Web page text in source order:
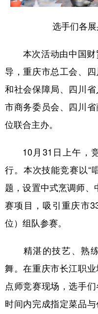
选手们各展
本次活动由中国财
导，重庆市总工会、
和社会保障局、四川
市商务委员会、四川
位联合主办。
10月31日上午，
行。本次技能竞赛以“
题，设置中式烹调师
赛项目，吸引重庆市
位）组队参赛。
精湛的技艺、熟练
舞。在重庆市长江职
点师竞赛现场，选手
时间内完成指定菜品